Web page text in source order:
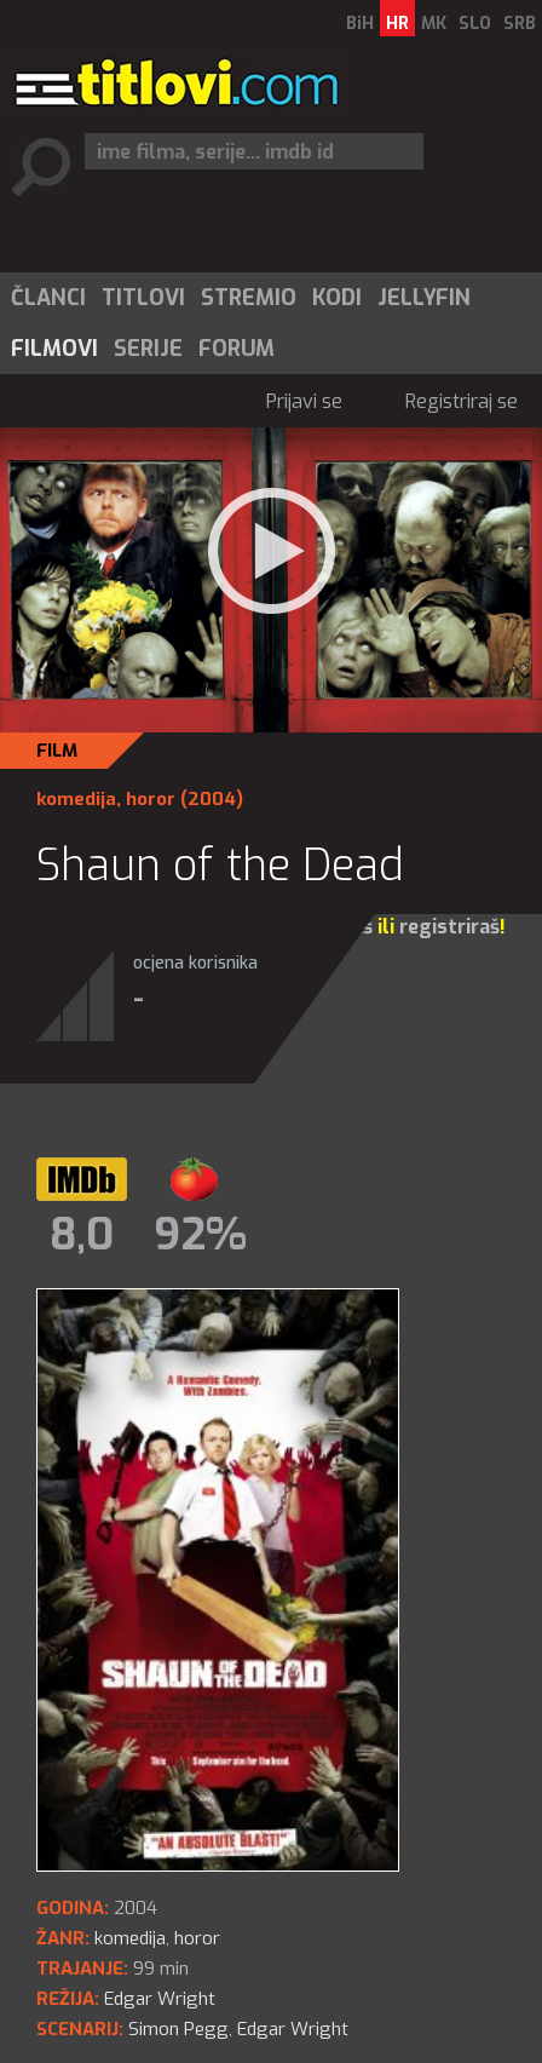
BiH HR MK SLO SRB
ČLANCI TITLOVI STREMIO KODI
JELLYFIN
FILMOVI
SERIJE FORUM
Prijavi se Registriraj se
FILM
komedija, horor (2004)
Shaun of the Dead
prijaviš ili registriraš!
ocjena korisnika
-
8,0 92%
GODINA: 2004
ŽANR: komedija, horor
TRAJANJE: 99 min
REŽIJA: Edgar Wright
SCENARIJ: Simon Pegg, Edgar Wright